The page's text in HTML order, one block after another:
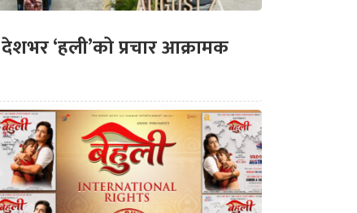
देशभर ‘हली’को प्रचार आक्रामक